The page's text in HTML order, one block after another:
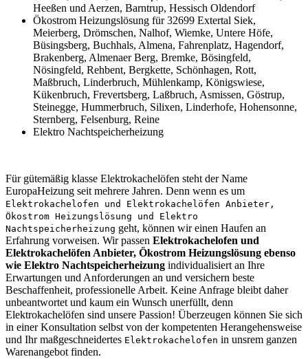
Heeßen und Aerzen, Barntrup, Hessisch Oldendorf
Ökostrom Heizungslösung für 32699 Extertal Siek,
Meierberg, Drömschen, Nalhof, Wiemke, Untere Höfe,
Büsingsberg, Buchhals, Almena, Fahrenplatz, Hagendorf,
Brakenberg, Almenaer Berg, Bremke, Bösingfeld,
Nösingfeld, Rehbent, Bergkette, Schönhagen, Rott,
Maßbruch, Linderbruch, Mühlenkamp, Königswiese,
Kükenbruch, Frevertsberg, Laßbruch, Asmissen, Göstrup,
Steinegge, Hummerbruch, Silixen, Linderhofe, Hohensonne,
Sternberg, Felsenburg, Reine
Elektro Nachtspeicherheizung
Für gütemäßig klasse Elektrokachelöfen steht der Name
EuropaHeizung seit mehrere Jahren. Denn wenn es um
Elektrokachelofen und Elektrokachelöfen Anbieter,
Ökostrom Heizungslösung und Elektro
Nachtspeicherheizung geht, können wir einen Haufen an
Erfahrung vorweisen. Wir passen Elektrokachelofen und
Elektrokachelöfen Anbieter, Ökostrom Heizungslösung ebenso
wie Elektro Nachtspeicherheizung individualisiert an Ihre
Erwartungen und Anforderungen an und versichern beste
Beschaffenheit, professionelle Arbeit. Keine Anfrage bleibt daher
unbeantwortet und kaum ein Wunsch unerfüllt, denn
Elektrokachelöfen sind unsere Passion! Überzeugen können Sie sich
in einer Konsultation selbst von der kompetenten Herangehensweise
und Ihr maßgeschneidertes Elektrokachelofen in unsrem ganzen
Warenangebot finden.